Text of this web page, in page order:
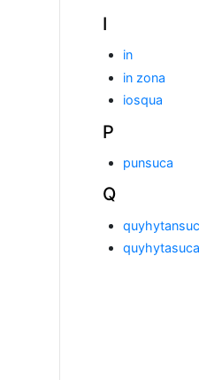
I
in
in zona
iosqua
P
punsuca
Q
quyhytasuca